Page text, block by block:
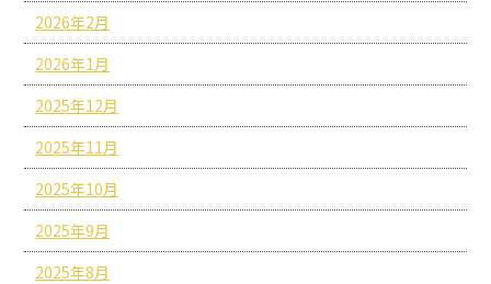
2026年2月
2026年1月
2025年12月
2025年11月
2025年10月
2025年9月
2025年8月